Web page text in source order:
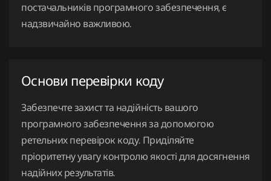
постачальників програмного забезпечення, є
надзвичайно важливою.
Основи перевірки коду
Забезпечте захист та надійність вашого
програмного забезпечення за допомогою
ретельних перевірок коду. Приділяйте
пріоритетну увагу контролю якості для досягнення
надійних результатів.